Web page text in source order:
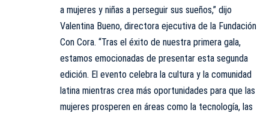
a mujeres y niñas a perseguir sus sueños,” dijo
Valentina Bueno, directora ejecutiva de la Fundación
Con Cora. “Tras el éxito de nuestra primera gala,
estamos emocionadas de presentar esta segunda
edición. El evento celebra la cultura y la comunidad
latina mientras crea más oportunidades para que las
mujeres prosperen en áreas como la tecnología, las